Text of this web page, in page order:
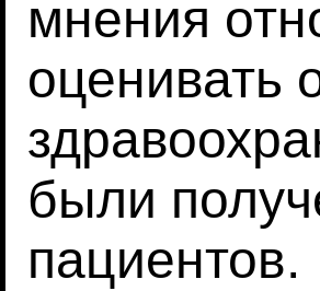
мнения
оценивать
были
пациентов.